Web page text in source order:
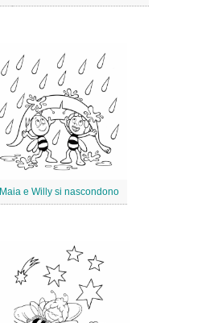
Maia e Willy si nascondono